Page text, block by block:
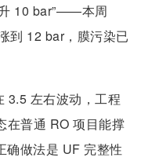
10 bar”——本周
到 12 bar，膜污染已
3.5 左右波动，工程
普通 RO 项目能撑
确做法是 UF 完整性